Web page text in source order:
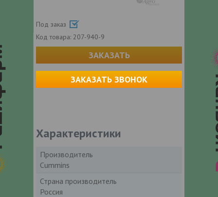
Под заказ
Код товара: 207-940-9
ЗАКАЗАТЬ
ЗАКАЗАТЬ ЗВОНОК
Характеристики
Производитель
Cummins
Страна производитель
Россия